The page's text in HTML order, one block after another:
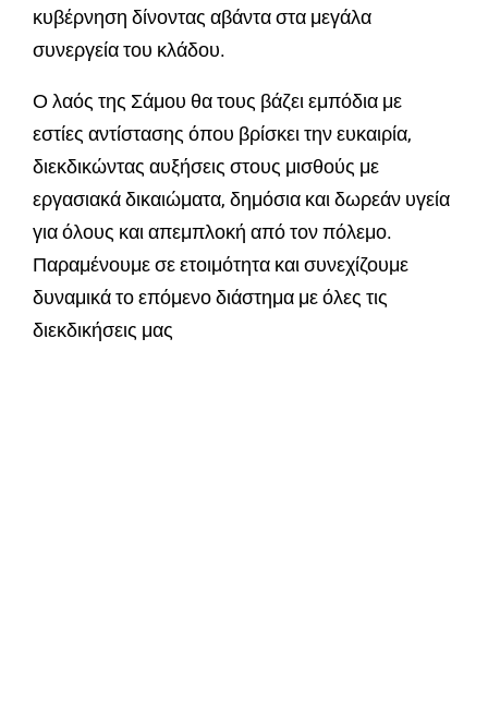
κυβέρνηση δίνοντας αβάντα στα μεγάλα
συνεργεία του κλάδου.
Ο λαός της Σάμου θα τους βάζει εμπόδια με
εστίες αντίστασης όπου βρίσκει την ευκαιρία,
διεκδικώντας αυξήσεις στους μισθούς με
εργασιακά δικαιώματα, δημόσια και δωρεάν υγεία
για όλους και απεμπλοκή από τον πόλεμο.
Παραμένουμε σε ετοιμότητα και συνεχίζουμε
δυναμικά το επόμενο διάστημα με όλες τις
διεκδικήσεις μας